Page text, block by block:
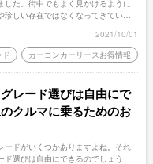
した。街中でもよく見かけるように
珍しい存在ではなくなってきていま
2021/10/01
ド
カーコンカーリースお得情報
レード選びは自由にで
クルマに乗るためのお
ードがいくつかありますよね。それ
選びは自由にできるのでしょう